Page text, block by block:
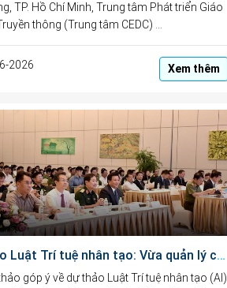
TP. Hồ Chí Minh, Trung tâm Phát triển Giáo
thông (Trung tâm CEDC) …
2026 Xem thêm
Dự thảo Luật Trí tuệ nhân tạo: Vừa quản lý chặt chẽ, vừa khuyến khích thúc đẩy phát triển đổi mới sáng tạo
góp ý về dự thảo Luật Trí tuệ nhân tạo (AI)